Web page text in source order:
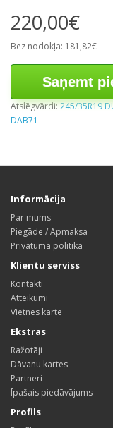
220,00€
Bez nodokļa: 181,82€
Saņemt
Atslēgvārdi:245/35R19
DAB71
Informācija
Par mums
Piegāde / Apmaksa
Privātuma politika
Klientu serviss
Kontakti
Atteikumi
Vietnes karte
Ekstras
Ražotāji
Dāvanu kartes
Partneri
Īpašais piedāvājums
Profils